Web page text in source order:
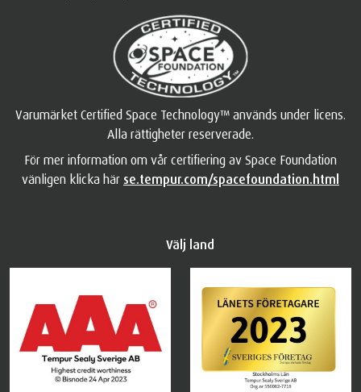
Varumärket Certified Space Technology™ används under licens.
Alla rättigheter reserverade.
För mer information om vår certifiering av Space Foundation
vänligen klicka här se.tempur.com/spacefoundation.html
Välj land